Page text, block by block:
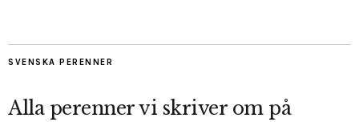
SVENSKA PERENNER
Alla perenner vi skriver om på